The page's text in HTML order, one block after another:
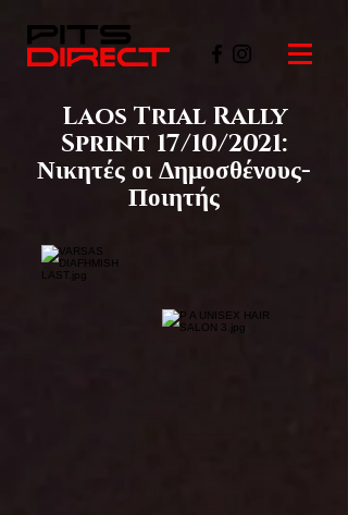
Laos Trial Rally
Sprint 17/10/2021:
Νικητές οι Δημοσθένους-
Ποιητής